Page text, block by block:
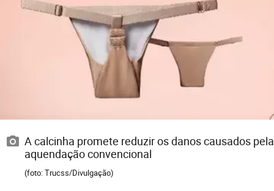
A calcinha promete reduzir os danos causados pela
aquendação convencional
(foto: Trucss/Divulgação)